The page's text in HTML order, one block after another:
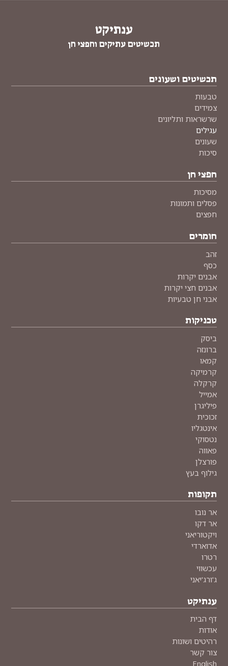
ענתיקט
תכשיטים עתיקים וחפצי חן
תכשיטים ושעונים
טבעות
צמידים
שרשראות ותליונים
עגילים
שעונים
סיכות
חפצי חן
מסיכות
פסלים ותמונות
חפצים
חומרים
זהב
כסף
אבנים יקרות
אבנים חצי יקרות
אבני חן טבעיות
טכניקות
ביסק
ברונזה
קמאו
קרמיקה
קרקלה
אמייל
פיליגרן
זכוכית
אינטגליו
נטסוקי
פאווה
פורצלן
גילוף בעץ
תקופות
אר נובו
אר דקו
ויקטוריאני
אדוארדי
רטרו
עכשווי
ג'ורג'יאני
ענתיקט
דף הבית
אודות
רהיטים ושונות
צור קשר
English